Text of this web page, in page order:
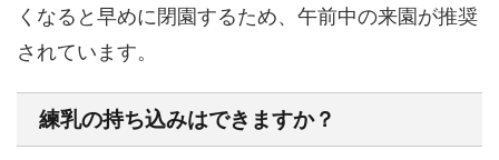
くなると早めに閉園するため、午前中の来園が推奨
されています。
練乳の持ち込みはできますか？